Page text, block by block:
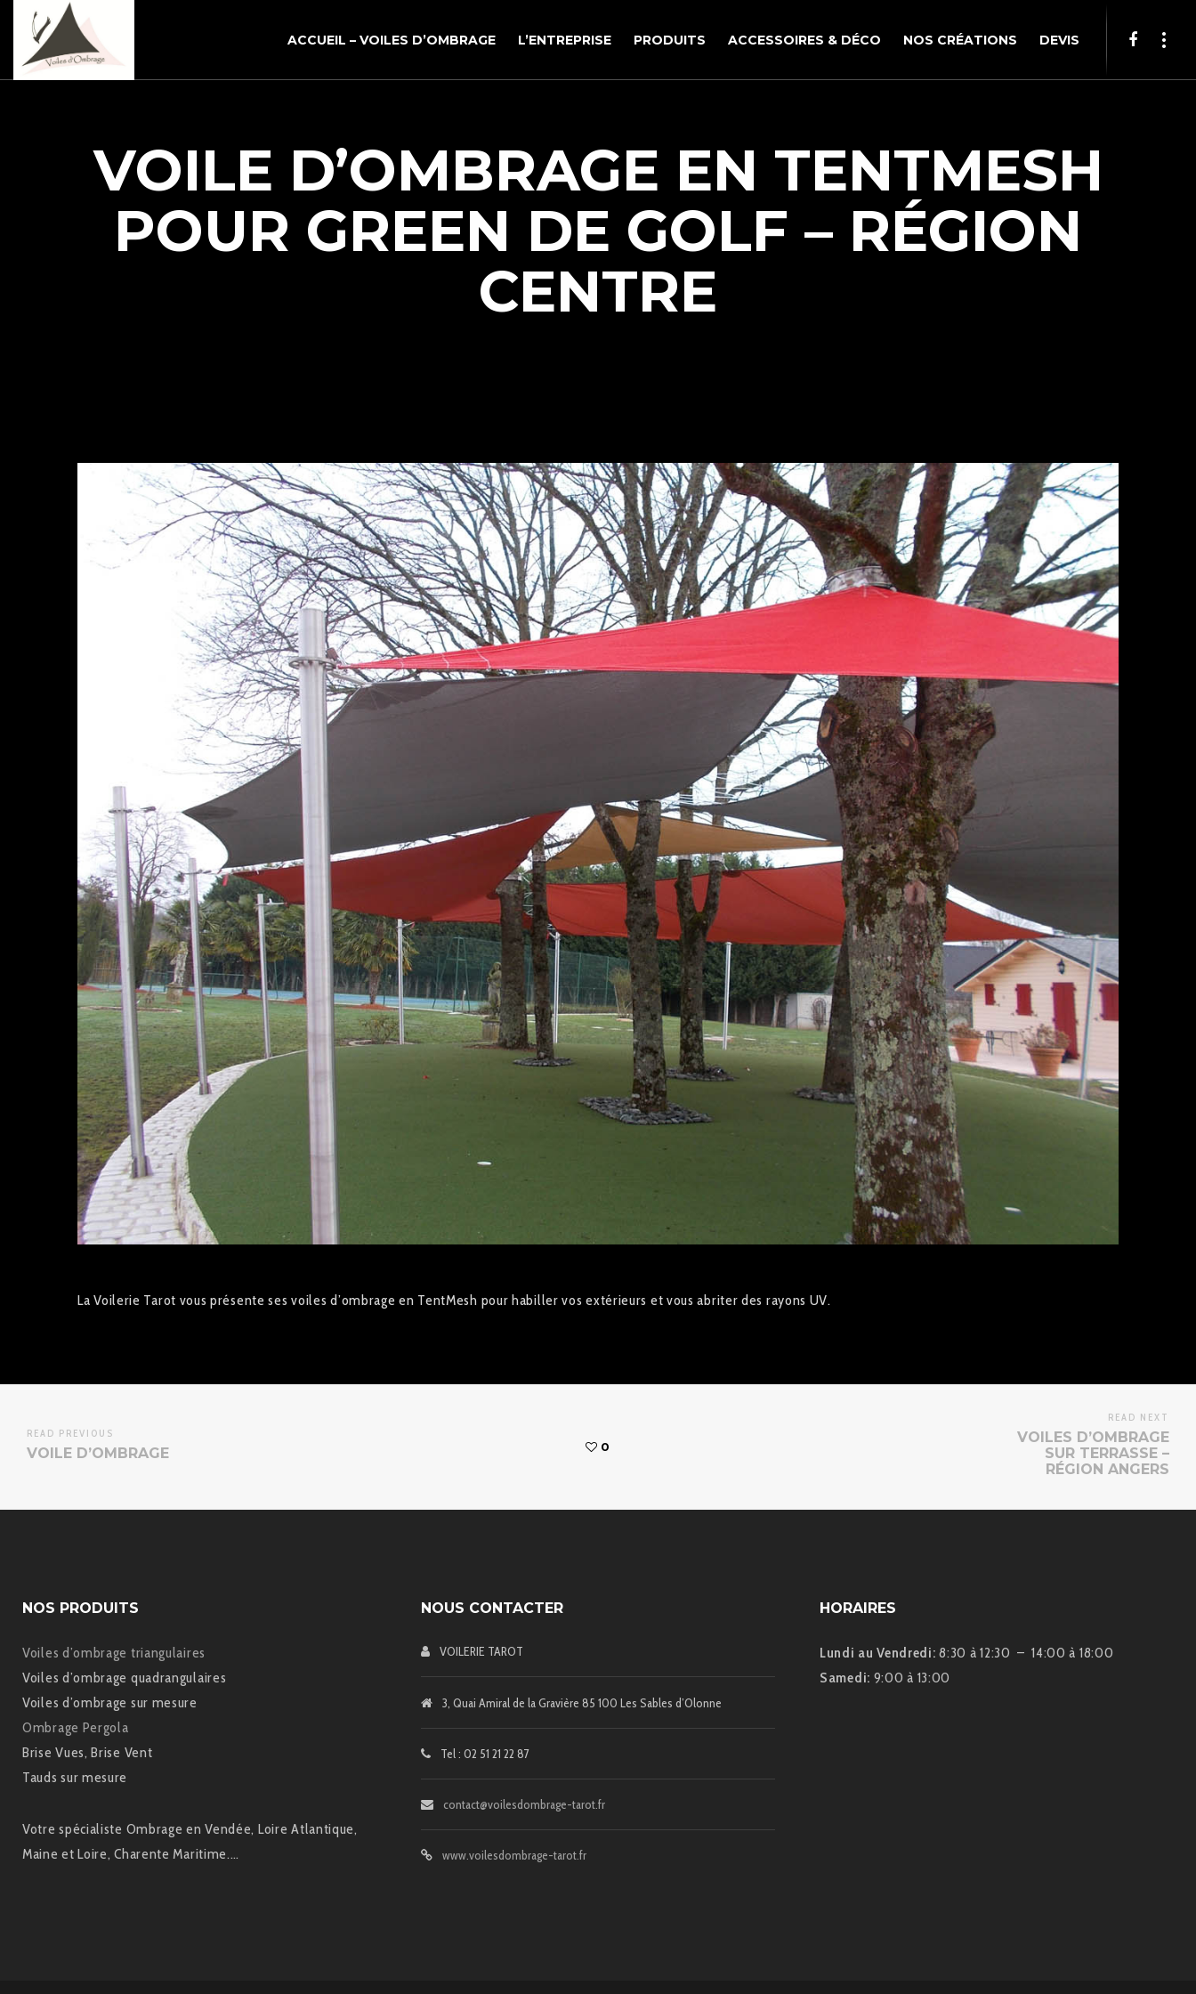
ACCUEIL – VOILES D’OMBRAGE L’ENTREPRISE PRODUITS ACCESSOIRES & DÉCO NOS CRÉATIONS DEVIS
VOILE D’OMBRAGE EN TENTMESH
POUR GREEN DE GOLF – RÉGION
CENTRE
La Voilerie Tarot vous présente ses voiles d’ombrage en TentMesh pour habiller vos extérieurs et vous abriter des rayons UV.
READ PREVIOUS
VOILE D’OMBRAGE 0
READ NEXT
VOILES D’OMBRAGE
SUR TERRASSE –
RÉGION ANGERS
NOS PRODUITS
Voiles d’ombrage triangulaires
Voiles d’ombrage quadrangulaires
Voiles d’ombrage sur mesure
Ombrage Pergola
Brise Vues, Brise Vent
Tauds sur mesure
Votre spécialiste Ombrage en Vendée, Loire Atlantique,
Maine et Loire, Charente Maritime.…
NOUS CONTACTER
VOILERIE TAROT
3, Quai Amiral de la Gravière 85 100 Les Sables d’Olonne
Tel : 02 51 21 22 87
contact@voilesdombrage-tarot.fr
www.voilesdombrage-tarot.fr
HORAIRES
Lundi au Vendredi:8:30 à 12:30 – 14:00 à 18:00
Samedi: 9:00 à 13:00